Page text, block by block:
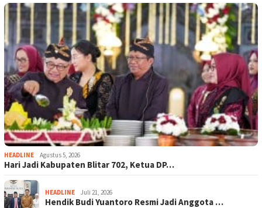
HEADLINE Agustus 5, 2026
Hari Jadi Kabupaten Blitar 702, Ketua DP…
HEADLINE Juli 21, 2026
Hendik Budi Yuantoro Resmi Jadi Anggota …